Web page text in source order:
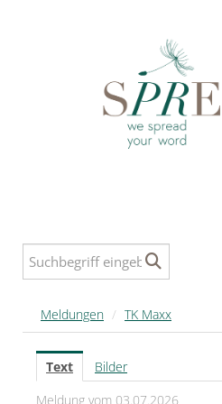
MELDUNGEN
SPREAD
SPREAD Medleys für Deutschland
Meldungen / TK Maxx
Text
Bilder
Meldung vom 03.07.2026